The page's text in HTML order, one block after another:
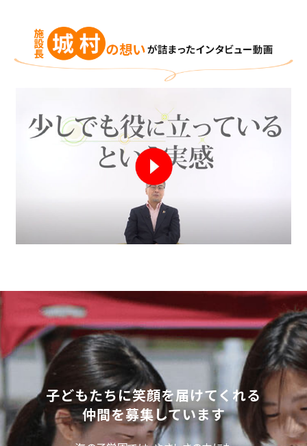
子どもたちに笑顔を届けてくれる
仲間を募集しています